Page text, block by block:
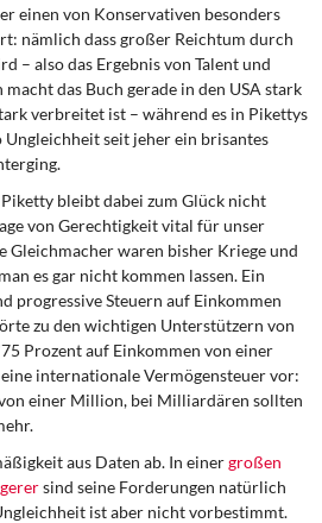
einen von Konservativen besonders
nämlich dass großer Reichtum durch
– also das Ergebnis von Talent und
das Buch gerade in den USA stark
verbreitet ist – während es in Pikettys
seit jeher ein brisantes
bleibt dabei zum Glück nicht
von Gerechtigkeit vital für unser
Gleichmacher waren bisher Kriege und
es gar nicht kommen lassen. Ein
progressive Steuern auf Einkommen
zu den wichtigen Unterstützern von
Prozent auf Einkommen von einer
internationale Vermögensteuer vor:
einer Million, bei Milliardären sollten
aus Daten ab. In einergroßen
sind seine Forderungen natürlich
ist aber nicht vorbestimmt.